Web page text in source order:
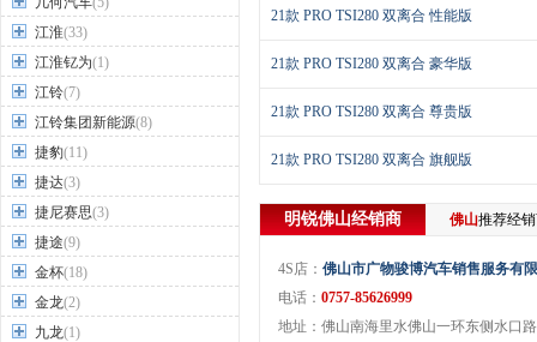
江淮(33)
江淮钇为(1)
江铃(7)
江铃集团新能源(8)
捷豹(11)
捷达(3)
捷尼赛思(3)
捷途(9)
金杯(18)
金龙(2)
九龙(1)
21款 PRO TSI280 双离合 性能版
21款 PRO TSI280 双离合 豪华版
21款 PRO TSI280 双离合 尊贵版
21款 PRO TSI280 双离合 旗舰版
明锐佛山经销商 佛山推荐经
4S店： 佛山市广物骏博汽车销售服务有
电话： 0757-85626999
地址：佛山南海里水佛山一环东侧水口